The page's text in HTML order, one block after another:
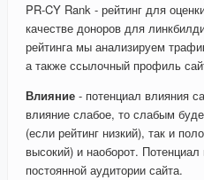
PR-CY Rank - рейтинг для
качестве доноров для
рейтинга мы анализируем
а также ссылочный профиль
Влияние - потенциал влияния
влияние слабое, то слабым
(если рейтинг низкий), так и
высокий) и наоборот.
постоянной аудитории сайта.